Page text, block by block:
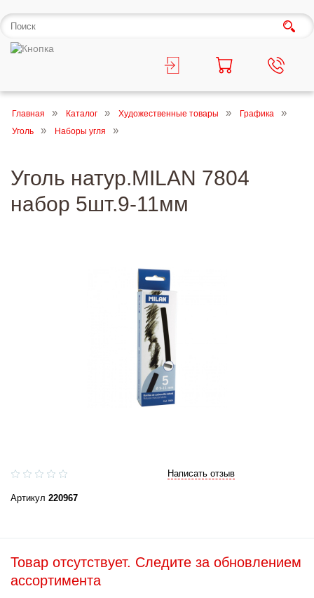
Главная Каталог Художественные товары
Графика
Уголь
Наборы угля
Уголь натур.MILAN 7804
набор 5шт.9-11мм
Написать отзыв
Артикул 220967
Товар отсутствует. Следите за обновлением
ассортимента